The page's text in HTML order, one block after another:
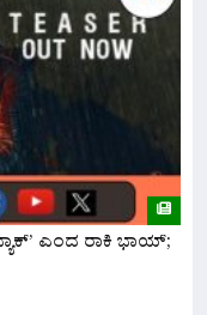
ಎಂದ ರಾಕಿ ಭಾಯ್;